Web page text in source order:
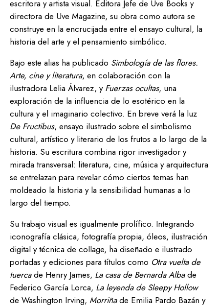
escritora y artista visual. Editora Jefe de Uve Books y
directora de Uve Magazine, su obra como autora se
construye en la encrucijada entre el ensayo cultural, la
historia del arte y el pensamiento simbólico.
Bajo este alias ha publicado Simbología de las flores.
Arte, cine y literatura, en colaboración con la
ilustradora Lelia Álvarez, y Fuerzas ocultas, una
exploración de la influencia de lo esotérico en la
cultura y el imaginario colectivo. En breve verá la luz
De Fructibus, ensayo ilustrado sobre el simbolismo
cultural, artístico y literario de los frutos a lo largo de la
historia. Su escritura combina rigor investigador y
mirada transversal: literatura, cine, música y arquitectura
se entrelazan para revelar cómo ciertos temas han
moldeado la historia y la sensibilidad humanas a lo
largo del tiempo.
Su trabajo visual es igualmente prolífico. Integrando
iconografía clásica, fotografía propia, óleos, ilustración
digital y técnica de collage, ha diseñado e ilustrado
portadas y ediciones para títulos como Otra vuelta de
tuercade Henry James, La casa de Bernarda Albade
Federico García Lorca, La leyenda de Sleepy Hollow
de Washington Irving, Morriñade Emilia Pardo Bazán y